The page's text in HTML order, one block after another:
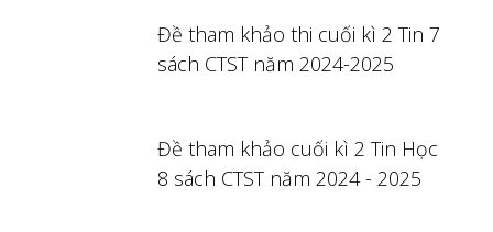
Đề tham khảo thi cuối kì 2 Tin 7
sách CTST năm 2024-2025
Đề tham khảo cuối kì 2 Tin Học
8 sách CTST năm 2024 - 2025